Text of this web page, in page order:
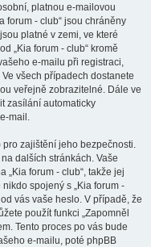
platnou e-mailovou
forum - club“ jsou chráněny
platné v zemi, ve které
„Kia forum - club“ kromě
e-mailu při registraci,
všech případech dostanete
veřejně zobrazitelné. Dále ve
zasílání automaticky
mail.
zajištění jeho bezpečnosti.
dalších stránkách. Vaše
„Kia forum - club“, takže jej
spojený s „Kia forum -
vás vaše heslo. V případě, že
použít funkci „Zapomněl
Tento proces po vás bude
e-mailu, poté phpBB